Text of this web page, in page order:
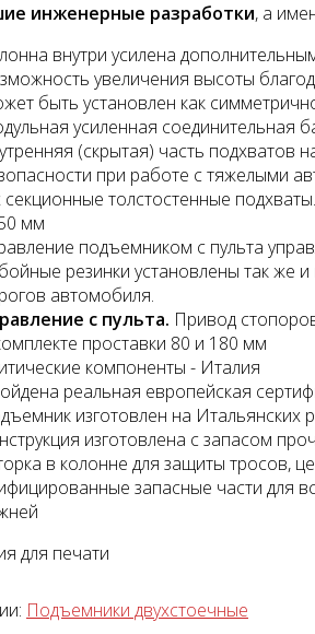
комплект
35055 руб.
инженерные разработки, а
внутри усилена
увеличения высоты
быть установлен как
усиленная соединительная
(скрытая) часть подхватов
при работе с тяжелыми
секционные толстостенные
мм
подъемником с пульта
резинки установлены так же
автомобиля.
с пульта. Привод
проставки 80 и 180 мм
компоненты - Италия
реальная европейская
изготовлен на Итальянских
изготовлена с запасом
в колонне для защиты тросов,
запасные части для
для печати
Подъемники двухстоечные